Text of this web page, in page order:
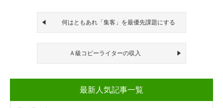
何はともあれ「集客」を最優先課題にする
Ａ級コピーライターの収入
最新人気記事一覧